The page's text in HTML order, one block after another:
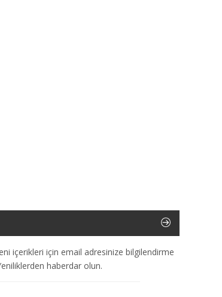
içerikleri için email adresinize bilgilendirme
haberdar olun.